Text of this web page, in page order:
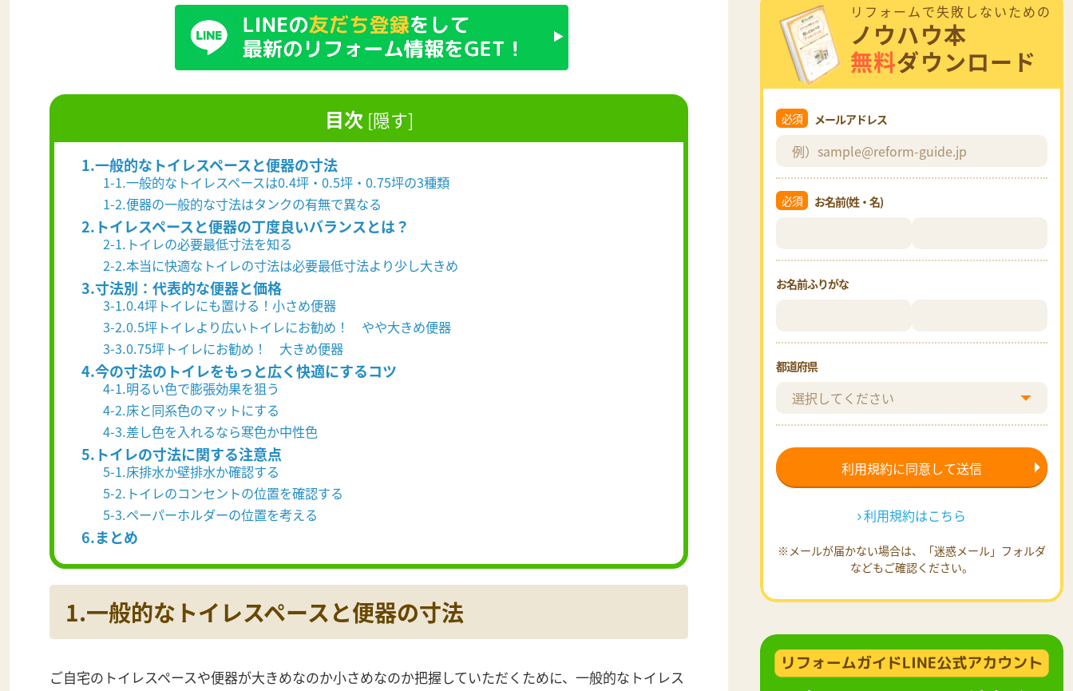
目次 [隠す]
1.一般的なトイレスペースと便器の寸法
1-1.一般的なトイレスペースは0.4坪・0.5坪・0.75坪の3種類
1-2.便器の一般的な寸法はタンクの有無で異なる
2.トイレスペースと便器の丁度良いバランスとは？
2-1.トイレの必要最低寸法を知る
2-2.本当に快適なトイレの寸法は必要最低寸法より少し大きめ
3.寸法別：代表的な便器と価格
3-1.0.4坪トイレにも置ける！小さめ便器
3-2.0.5坪トイレより広いトイレにお勧め！ やや大きめ便器
3-3.0.75坪トイレにお勧め！ 大きめ便器
4.今の寸法のトイレをもっと広く快適にするコツ
4-1.明るい色で膨張効果を狙う
4-2.床と同系色のマットにする
4-3.差し色を入れるなら寒色か中性色
5.トイレの寸法に関する注意点
5-1.床排水か壁排水か確認する
5-2.トイレのコンセントの位置を確認する
5-3.ペーパーホルダーの位置を考える
6.まとめ
1.一般的なトイレスペースと便器の寸法
ご自宅のトイレスペースや便器が大きめなのか小さめなのか把握していただくために、一般的なトイレス
リフォームで失敗しないための
ノウハウ本
無料ダウンロード
必須 メールアドレス
必須 お名前(姓・名)
お名前ふりがな
都道府県
利用規約はこちら
※メールが届かない場合は、「迷惑メール」フォルダ
などもご確認ください。